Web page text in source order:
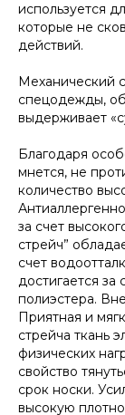
используется
которые не
действий.
Механический
спецодежды,
выдерживает
Благодаря
мнется, не
количество
за счет
стрейч”
счет
достигается за
полиэстера.
Приятная и
стрейча ткань
физических
свойство
срок носки.
высокую